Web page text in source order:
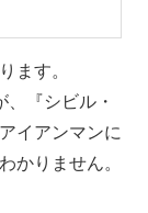
ます。
、『シビル・
イアンマンに
かりません。